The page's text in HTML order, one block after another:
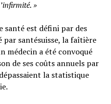
»
santé est défini par des
santésuisse, la faîtière
médecin a été convoqué
de ses coûts annuels par
la statistique